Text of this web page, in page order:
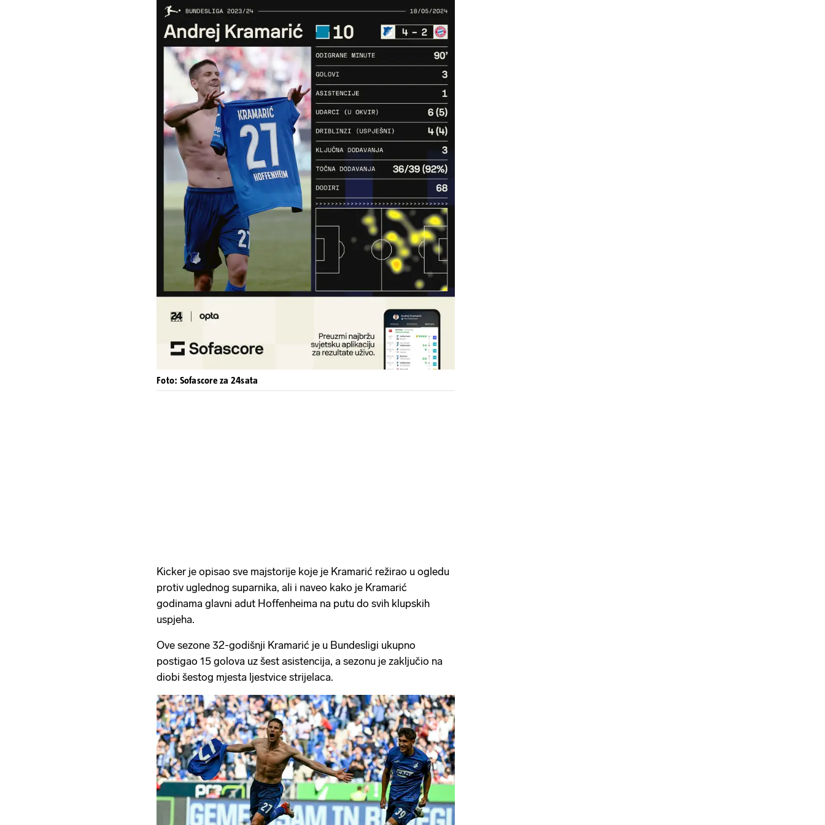
Foto: Sofascore za 24sata
Kicker je opisao sve majstorije koje je Kramarić režirao u ogledu
protiv uglednog suparnika, ali i naveo kako je Kramarić
godinama glavni adut Hoffenheima na putu do svih klupskih
uspjeha.
Ove sezone 32-godišnji Kramarić je u Bundesligi ukupno
postigao 15 golova uz šest asistencija, a sezonu je zaključio na
diobi šestog mjesta ljestvice strijelaca.